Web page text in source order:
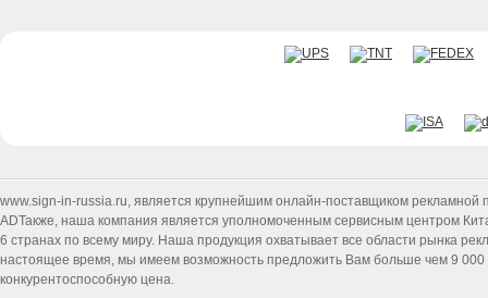
www.sign-in-russia.ru, является крупнейшим онлайн-поставщиком рекламной
ADТакже, наша компания является уполномоченным сервисным центром
6 странах по всему миру. Наша продукция охватывает все области рынка
настоящее время, мы имеем возможность предложить Вам больше чем 9 000
конкурентоспособную цена.